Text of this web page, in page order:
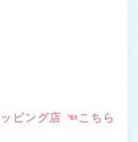
ピング店 ☜こちら